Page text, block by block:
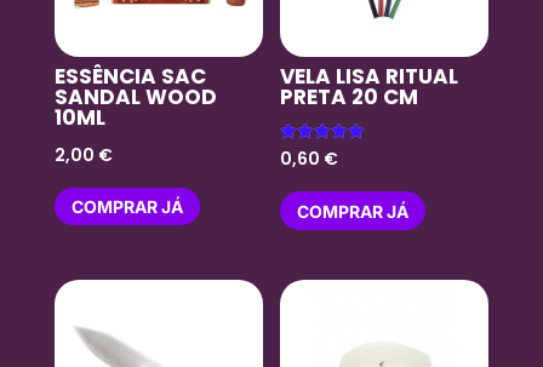
ESSÊNCIA SAC
SANDAL WOOD
10ML
2,00 €
COMPRAR JÁ
VELA LISA RITUAL
PRETA 20 CM
Avaliação
5.00
0,60 €
COMPRAR JÁ